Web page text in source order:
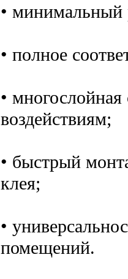
• минимальный
• полное
•
воздействиям;
• быстрый
клея;
•
помещений.